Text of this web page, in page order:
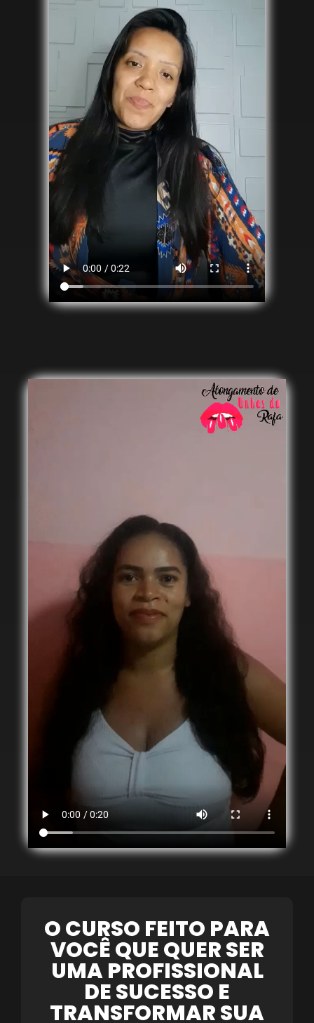
O CURSO FEITO PARA
VOCÊ QUE QUER SER
UMA PROFISSIONAL
DE SUCESSO E
TRANSFORMAR SUA